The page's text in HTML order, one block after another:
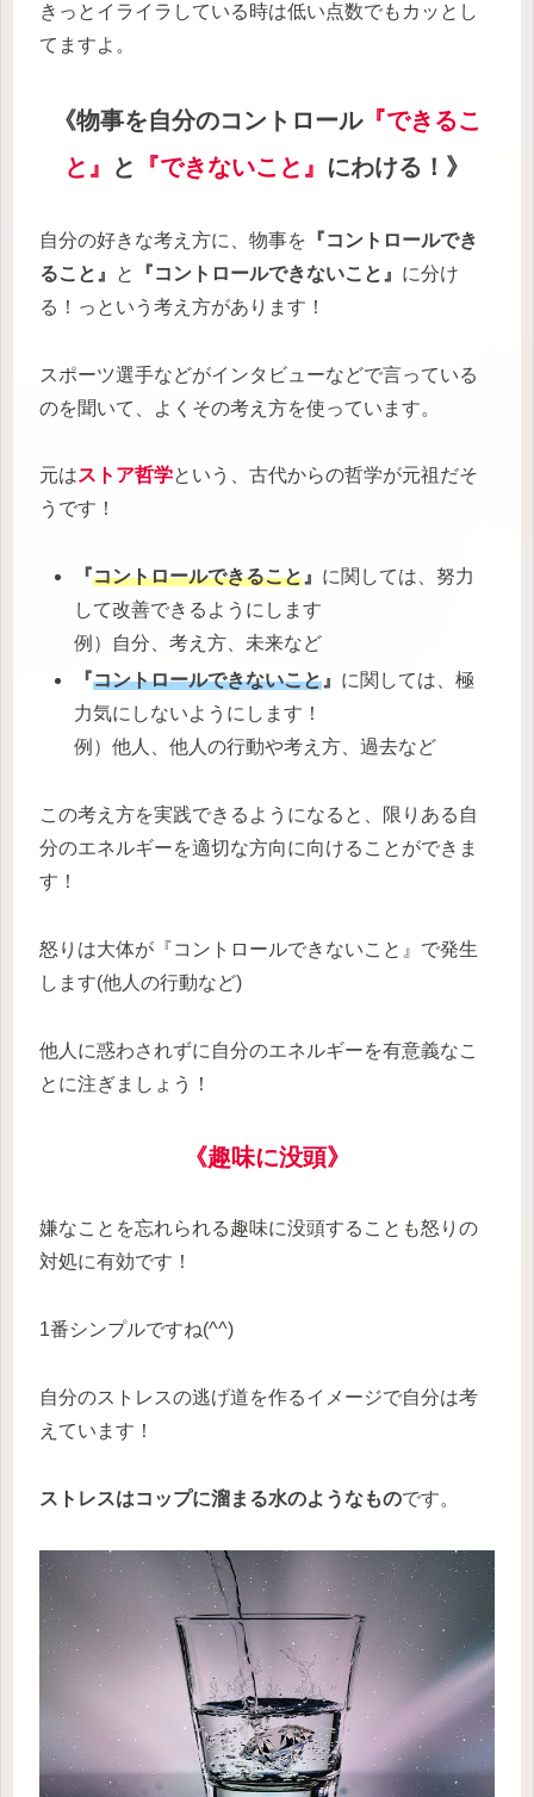
きっとイライラしている時は低い点数でもカッとし
てますよ。
《物事を自分のコントロール『できるこ
と』
と 『できないこと』 にわける！》
自分の好きな考え方に、物事を 『コントロールでき
ること』
と 『コントロールできないこと』 に分け
る！っという考え方があります！
スポーツ選手などがインタビューなどで言っている
のを聞いて、よくその考え方を使っています。
元はストア哲学という、古代からの哲学が元祖だそ
うです！
『コントロールできること 』 に関しては、努力
して改善できるようにします
例）自分、考え方、未来など
『コントロールできないこと 』 に関しては、極
力気にしないようにします！
例）他人、他人の行動や考え方、過去など
この考え方を実践できるようになると、限りある自
分のエネルギーを適切な方向に向けることができま
す！
怒りは大体が『コントロールできないこと』で発生
します(他人の行動など)
他人に惑わされずに自分のエネルギーを有意義なこ
とに注ぎましょう！
《趣味に没頭》
嫌なことを忘れられる趣味に没頭することも怒りの
対処に有効です！
1番シンプルですね(^^)
自分のストレスの逃げ道を作るイメージで自分は考
えています！
ストレスはコップに溜まる水のようなものです。